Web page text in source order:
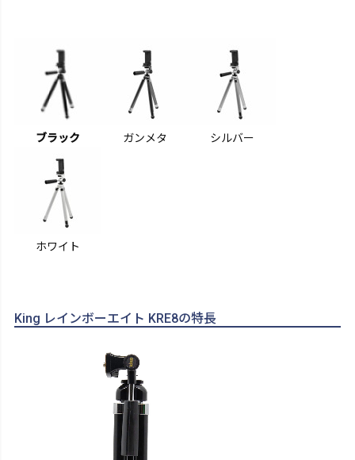
ブラック ガンメタ シルバー
ホワイト
King レインボーエイト KRE8の特長